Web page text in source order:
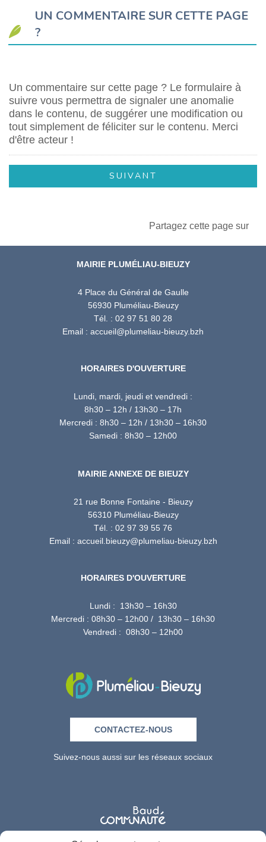
UN COMMENTAIRE SUR CETTE PAGE
?
Un commentaire sur cette page ? Le formulaire à
suivre vous permettra de signaler une anomalie
dans le contenu, de suggérer une modification ou
tout simplement de féliciter sur le contenu. Merci
d'être acteur !
Partagez cette page sur
MAIRIE PLUMÉLIAU-BIEUZY
4 Place du Général de Gaulle
56930 Pluméliau-Bieuzy
Tél. : 02 97 51 80 28
Email : accueil@plumeliau-bieuzy.bzh
HORAIRES D'OUVERTURE
Lundi, mardi, jeudi et vendredi :
8h30 – 12h / 13h30 – 17h
Mercredi : 8h30 – 12h / 13h30 – 16h30
Samedi : 8h30 – 12h00
MAIRIE ANNEXE DE BIEUZY
21 rue Bonne Fontaine - Bieuzy
56310 Pluméliau-Bieuzy
Tél. : 02 97 39 55 76
Email : accueil.bieuzy@plumeliau-bieuzy.bzh
HORAIRES D'OUVERTURE
Lundi : 13h30 – 16h30
Mercredi : 08h30 – 12h00 / 13h30 – 16h30
Vendredi : 08h30 – 12h00
CONTACTEZ-NOUS
Suivez-nous aussi sur les réseaux sociaux